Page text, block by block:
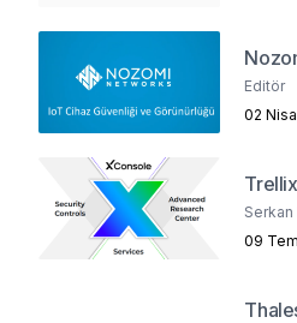
Editör
02
Serkan
09